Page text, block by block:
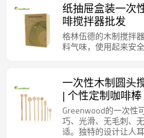
纸抽屉盒装一次
啡搅拌器批发
格林伍德的木制搅拌
料气味，使用起来安全
一次性木制圆头
| 个性定制咖啡
Greenwood的一次性
巧、光滑、无毛刺、
适。独特的设计让人耳